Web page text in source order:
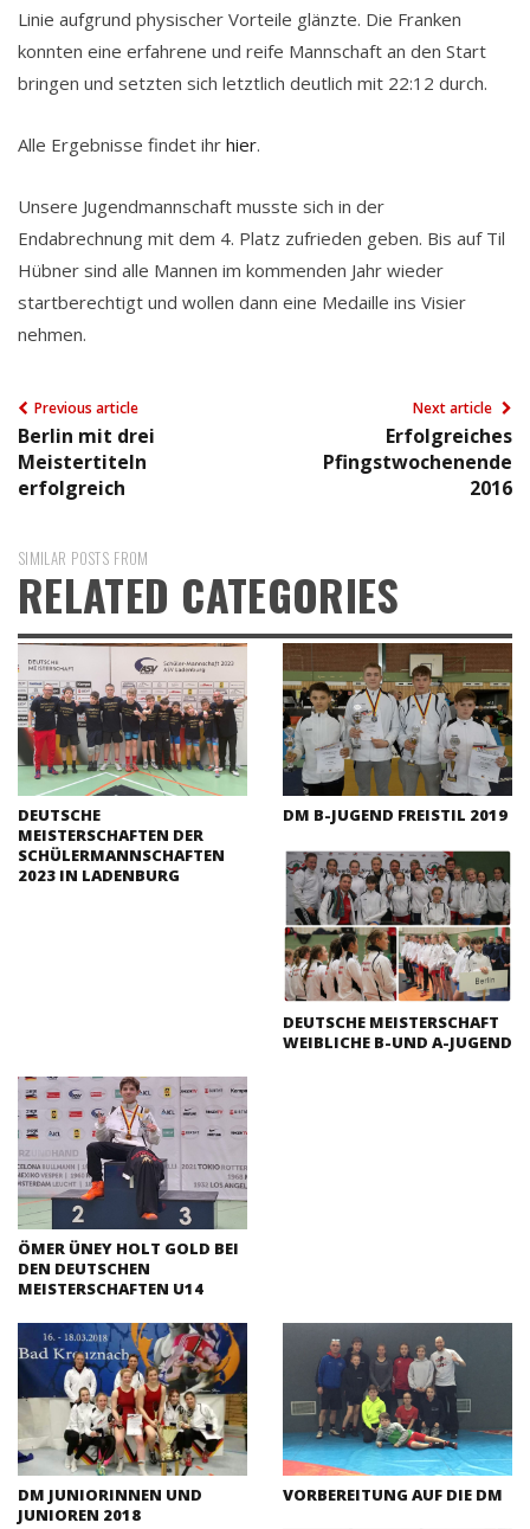
Linie aufgrund physischer Vorteile glänzte. Die Franken
konnten eine erfahrene und reife Mannschaft an den Start
bringen und setzten sich letztlich deutlich mit 22:12 durch.
Alle Ergebnisse findet ihr hier.
Unsere Jugendmannschaft musste sich in der
Endabrechnung mit dem 4. Platz zufrieden geben. Bis auf Til
Hübner sind alle Mannen im kommenden Jahr wieder
startberechtigt und wollen dann eine Medaille ins Visier
nehmen.
Previous article
Berlin mit drei
Meistertiteln
erfolgreich
Next article
Erfolgreiches
Pfingstwochenende
2016
SIMILAR POSTS FROM
RELATED CATEGORIES
DEUTSCHE
MEISTERSCHAFTEN DER
SCHÜLERMANNSCHAFTEN
2023 IN LADENBURG
DM B-JUGEND FREISTIL 2019
DEUTSCHE MEISTERSCHAFT
WEIBLICHE B-UND A-JUGEND
ÖMER ÜNEY HOLT GOLD BEI
DEN DEUTSCHEN
MEISTERSCHAFTEN U14
DM JUNIORINNEN UND
JUNIOREN 2018
VORBEREITUNG AUF DIE DM